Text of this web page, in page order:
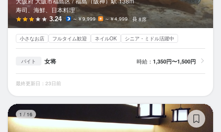
寿司、海鮮、日本料理
3.24 ～￥9,999 ～￥4,999 8席
小さなお店 フルタイム歓迎 ネイルOK シニア・ミドル活躍中
バイト 女将 時給： 1,350円〜1,500円
最終更新日：23日前
1 / 16